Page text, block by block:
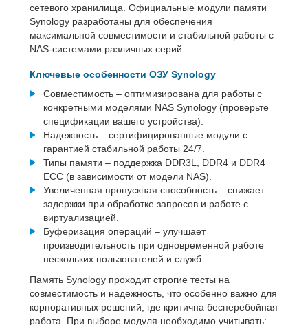
сетевого хранилища. Официальные модули памяти
Synology разработаны для обеспечения
максимальной совместимости и стабильной работы с
NAS-системами различных серий.
Ключевые особенности ОЗУ Synology
Совместимость – оптимизирована для работы с
конкретными моделями NAS Synology (проверьте
спецификации вашего устройства).
Надежность – сертифицированные модули с
гарантией стабильной работы 24/7.
Типы памяти – поддержка DDR3L, DDR4 и DDR4
ECC (в зависимости от модели NAS).
Увеличенная пропускная способность – снижает
задержки при обработке запросов и работе с
виртуализацией.
Буферизация операций – улучшает
производительность при одновременной работе
нескольких пользователей и служб.
Память Synology проходит строгие тесты на
совместимость и надежность, что особенно важно для
корпоративных решений, где критична бесперебойная
работа. При выборе модуля необходимо учитывать: